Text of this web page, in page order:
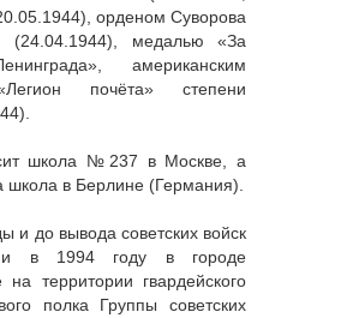
орденом Суворова
(24.04.1944), медалью «За
американским
почёта» степени
школа №237 в Москве, а
школа в Берлине (Германия).
и до вывода советских войск
в 1994 году в городе
на территории гвардейского
полка Группы советских